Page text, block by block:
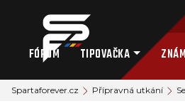
FÓRUM TIPOVAČKA
Spartaforever.cz Přípravná utkání